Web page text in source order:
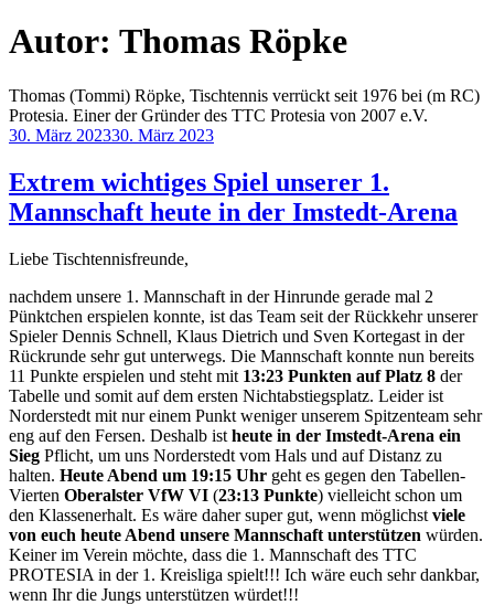
Autor: Thomas Röpke
Thomas (Tommi) Röpke, Tischtennis verrückt seit 1976 bei (m RC)
Protesia. Einer der Gründer des TTC Protesia von 2007 e.V.
Veröffentlicht
30. März 202330. März 2023
Extrem wichtiges Spiel unserer 1.
Mannschaft heute in der Imstedt-Arena
Liebe Tischtennisfreunde,
nachdem unsere 1. Mannschaft in der Hinrunde gerade mal 2
Pünktchen erspielen konnte, ist das Team seit der Rückkehr unserer
Spieler Dennis Schnell, Klaus Dietrich und Sven Kortegast in der
Rückrunde sehr gut unterwegs. Die Mannschaft konnte nun bereits
11 Punkte erspielen und steht mit 13:23 Punkten auf Platz 8 der
Tabelle und somit auf dem ersten Nichtabstiegsplatz. Leider ist
Norderstedt mit nur einem Punkt weniger unserem Spitzenteam sehr
eng auf den Fersen. Deshalb ist heute in der Imstedt-Arena ein
Sieg Pflicht, um uns Norderstedt vom Hals und auf Distanz zu
halten. Heute Abend um 19:15 Uhr geht es gegen den Tabellen-
Vierten Oberalster VfW VI (23:13 Punkte) vielleicht schon um
den Klassenerhalt. Es wäre daher super gut, wenn möglichst viele
von euch heute Abend unsere Mannschaft unterstützen würden.
Keiner im Verein möchte, dass die 1. Mannschaft des TTC
PROTESIA in der 1. Kreisliga spielt!!! Ich wäre euch sehr dankbar,
wenn Ihr die Jungs unterstützen würdet!!!